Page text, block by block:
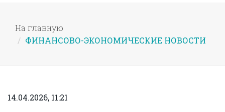
На главную
ФИНАНСОВО-ЭКОНОМИЧЕСКИЕ НОВОСТИ
14.04.2026, 11:21